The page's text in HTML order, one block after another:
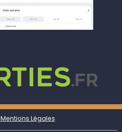
Mentions Légales